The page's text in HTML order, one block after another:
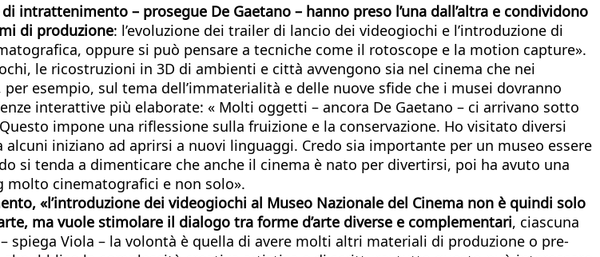
intrattenimento – prosegue De Gaetano – hanno preso l’una dall’altra e condividono
di produzione: l’evoluzione dei trailer di lancio dei videogiochi e l’introduzione di
oppure si può pensare a tecniche come il rotoscope e la motion capture».
le ricostruzioni in 3D di ambienti e città avvengono sia nel cinema che nei
esempio, sul tema dell’immaterialità e delle nuove sfide che i musei dovranno
interattive più elaborate: « Molti oggetti – ancora De Gaetano – ci arrivano sotto
impone una riflessione sulla fruizione e la conservazione. Ho visitato diversi
iniziano ad aprirsi a nuovi linguaggi. Credo sia importante per un museo essere
si tenda a dimenticare che anche il cinema è nato per divertirsi, poi ha avuto una
molto cinematografici e non solo».
«l’introduzione dei videogiochi al Museo Nazionale del Cinema non è quindi solo
ma vuole stimolare il dialogo tra forme d’arte diverse e complementari, ciascuna
Viola – la volontà è quella di avere molti altri materiali di produzione o pre-